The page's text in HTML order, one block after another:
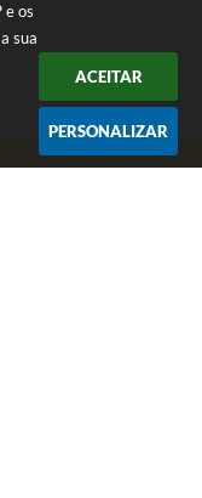
e os
sua
ACEITAR
PERSONALIZAR